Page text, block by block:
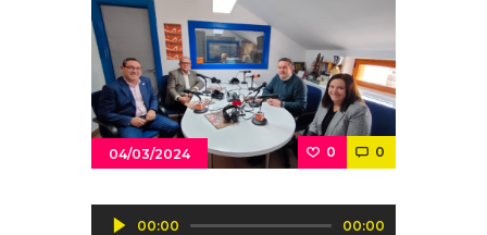
04/03/2024 0 0
Reproductor
00:00 00:00